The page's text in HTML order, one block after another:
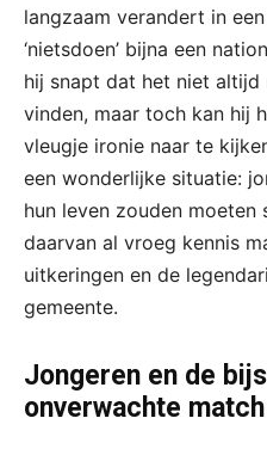
langzaam verandert in
‘nietsdoen’ bijna een
hij snapt dat het niet
vinden, maar toch kan hij
vleugje ironie naar te
een wonderlijke situatie:
hun leven zouden moeten
daarvan al vroeg kennis
uitkeringen en de
gemeente.
Jongeren en de
onverwachte match